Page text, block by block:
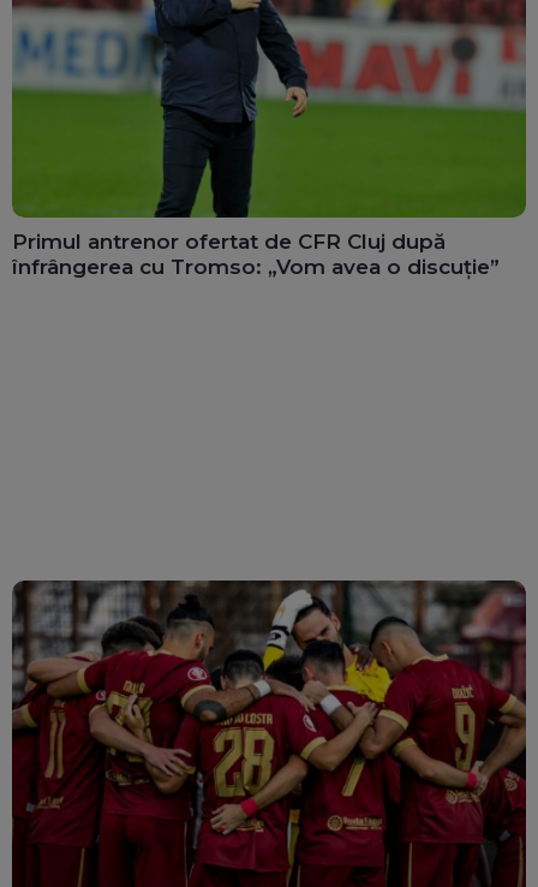
Primul antrenor ofertat de CFR Cluj după
înfrângerea cu Tromso: „Vom avea o discuție”